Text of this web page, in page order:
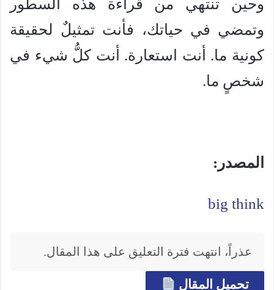
وحين تنتهي من قراءة هذه السطور
وتمضي في حياتك، فأنت تمثيلٌ لحقيقة
كونية ما. أنت استعارة. أنت كلُّ شيء في
شخصٍ ما.
المصدر:
big think
عذراً، انتهت فترة التعليق على هذا المقال.
تحميل المقال